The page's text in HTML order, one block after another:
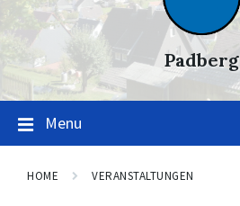
Padberg
Menu
HOME VERANSTALTUNGEN